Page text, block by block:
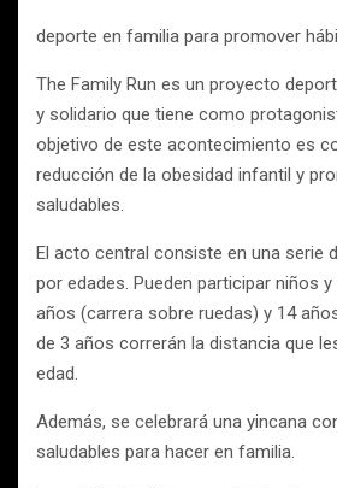
deporte en familia para promover
The Family Run es un proyecto
y solidario que tiene como
objetivo de este acontecimiento es
reducción de la obesidad infantil y
saludables.
El acto central consiste en una serie
por edades. Pueden participar niños
años (carrera sobre ruedas) y 14
de 3 años correrán la distancia que
edad.
Además, se celebrará una yincana
saludables para hacer en familia.